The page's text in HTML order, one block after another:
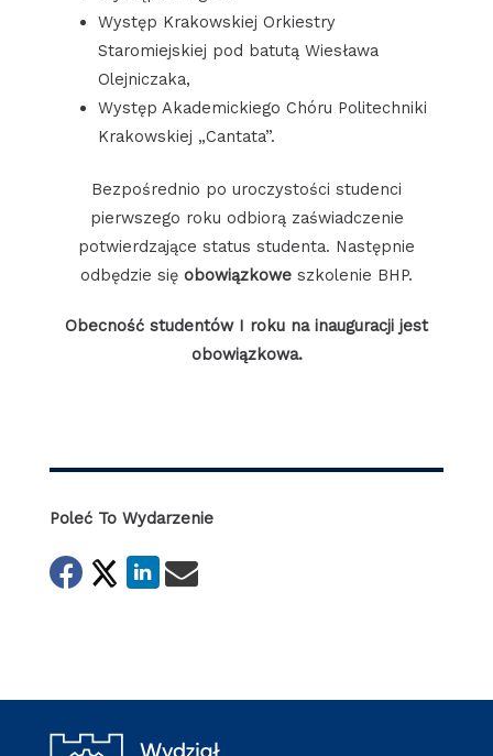
Występ Krakowskiej Orkiestry
Staromiejskiej pod batutą Wiesława
Olejniczaka,
Występ Akademickiego Chóru Politechniki
Krakowskiej „Cantata”.
Bezpośrednio po uroczystości studenci
pierwszego roku odbiorą zaświadczenie
potwierdzające status studenta. Następnie
odbędzie się obowiązkowe szkolenie BHP.
Obecność studentów I roku na inauguracji jest
obowiązkowa.
Poleć To Wydarzenie